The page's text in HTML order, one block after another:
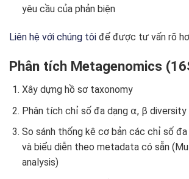
yêu cầu của phản biện
Liên hệ với chúng tôi để được tư vấn rõ
Phân tích Metagenomics
Xây dựng hồ sơ taxonomy
Phân tích chỉ số đa dạng ⍺, β diversity
So sánh thống kê cơ bản các chỉ số
và biểu diễn theo metadata có sẵn
analysis)